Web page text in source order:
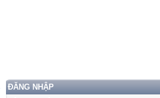
ĐĂNG NHẬP